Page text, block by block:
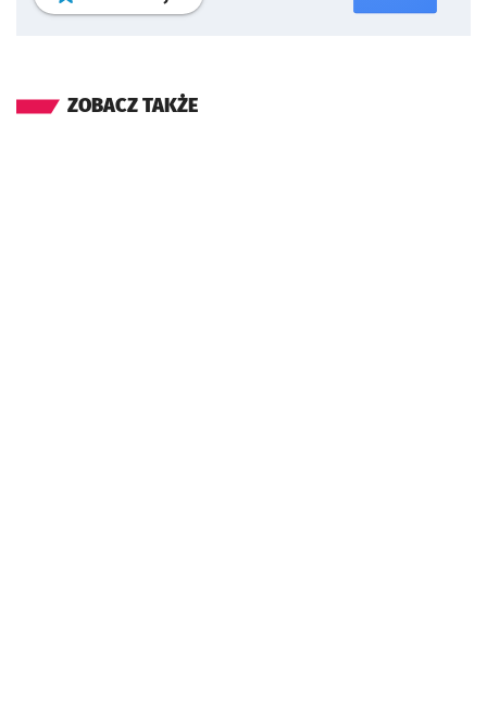
ZOBACZ TAKŻE